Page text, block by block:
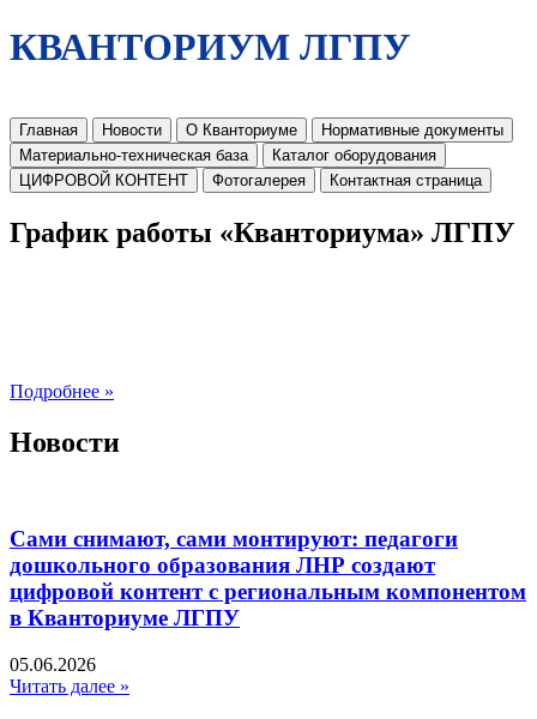
КВАНТОРИУМ ЛГПУ
Главная Новости О Кванториуме
Нормативные документы
Материально-техническая база
Каталог оборудования
ЦИФРОВОЙ КОНТЕНТ
Фотогалерея Контактная страница
График работы «Кванториума» ЛГПУ
Подробнее »
Новости
Сами снимают, сами монтируют: педагоги
дошкольного образования ЛНР создают
цифровой контент с региональным компонентом
в Кванториуме ЛГПУ​
05.06.2026
Читать далее »